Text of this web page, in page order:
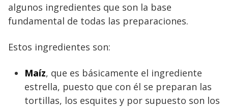
algunos ingredientes que son la base
fundamental de todas las preparaciones.
Estos ingredientes son:
Maíz, que es básicamente el ingrediente
estrella, puesto que con él se preparan las
tortillas, los esquites y por supuesto son los